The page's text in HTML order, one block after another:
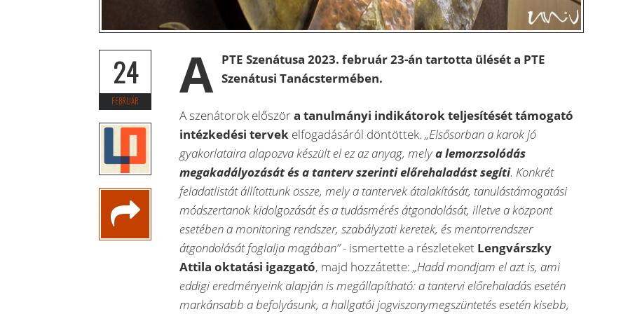
24
FEBRUÁR A PTE Szenátusa 2023. február 23-án tartotta ülését a PTE
Szenátusi Tanácstermében.
A szenátorok előszöra tanulmányi indikátorok teljesítését támogató
intézkedési tervek elfogadásáról döntöttek.„Elsősorban a karok jó
gyakorlataira alapozva készült el ez az anyag, melya lemorzsolódás
megakadályozását és a tanterv szerinti előrehaladást segíti. Konkrét
feladatlistát állítottunk össze, mely a tantervek átalakítását, tanulástámogatási
módszertanok kidolgozását és a tudásmérés átgondolását, illetve a központ
esetében a monitoring rendszer, szabályzati keretek, és mentorrendszer
átgondolását foglalja magában”- ismertette a részleteket Lengvárszky
Attila oktatási igazgató, majd hozzátette: „Hadd mondjam el azt is, ami
eddigi eredményeink alapján is megállapítható: a tantervi előrehaladás esetén
markánsabb a befolyásunk, a hallgatói jogviszonymegszüntetés esetén kisebb,